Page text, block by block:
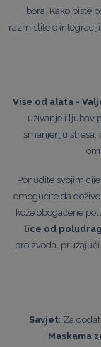
bora. Kako biste
razmislite o
Više od alata -
uživanje i ljubav
smanjenju stresa,
Ponudite svojim
omogućite da
kože obogaćene
lice od
proizvoda,
Savjet: Za
Maskama